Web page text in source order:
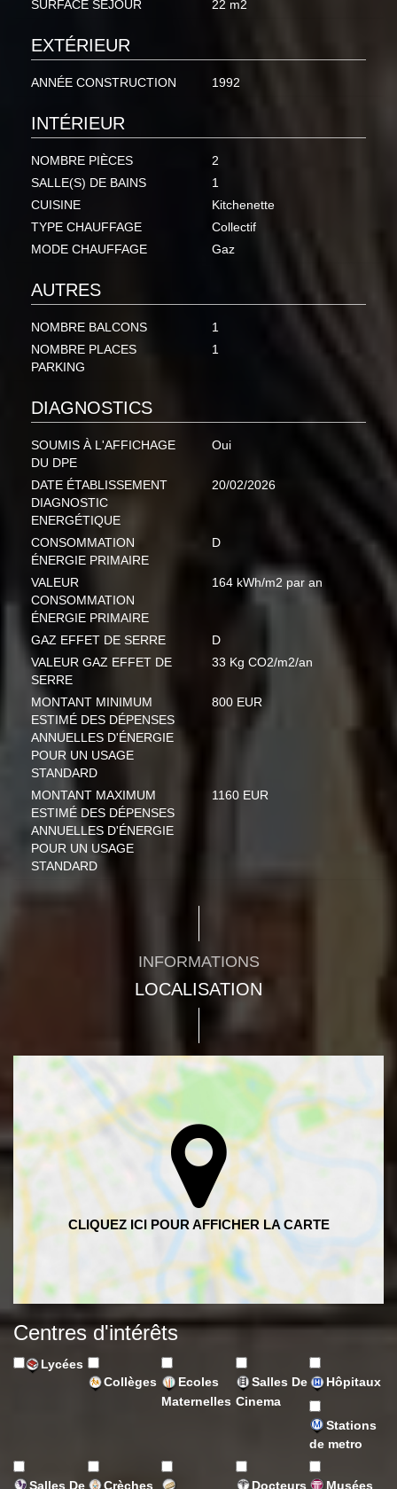
SURFACE SÉJOUR 22 m2
EXTÉRIEUR
ANNÉE CONSTRUCTION 1992
INTÉRIEUR
NOMBRE PIÈCES
2
SALLE(S) DE BAINS
1
CUISINE
Kitchenette
TYPE CHAUFFAGE
Collectif
MODE CHAUFFAGE
Gaz
AUTRES
NOMBRE BALCONS
1
NOMBRE PLACES
PARKING
1
DIAGNOSTICS
SOUMIS À L'AFFICHAGE
DU DPE
Oui
DATE ÉTABLISSEMENT
DIAGNOSTIC
ENERGÉTIQUE
20/02/2026
CONSOMMATION
ÉNERGIE PRIMAIRE
D
VALEUR
CONSOMMATION
ÉNERGIE PRIMAIRE
164 kWh/m2 par an
GAZ EFFET DE SERRE
D
VALEUR GAZ EFFET DE
SERRE
33 Kg CO2/m2/an
MONTANT MINIMUM
ESTIMÉ DES DÉPENSES
ANNUELLES D'ÉNERGIE
POUR UN USAGE
STANDARD
800 EUR
MONTANT MAXIMUM
ESTIMÉ DES DÉPENSES
ANNUELLES D'ÉNERGIE
POUR UN USAGE
STANDARD
1160 EUR
INFORMATIONS
LOCALISATION
Centres d'intérêts
Lycées
Collèges
Ecoles
Maternelles
Salles De
Cinema
Hôpitaux
Stations
de metro
Salles De
Crèches
Docteurs
Musées